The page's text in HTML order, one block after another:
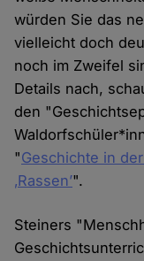
würden Sie das
vielleicht doch
noch im Zweifel
Details nach,
den
"Geschichte in
‚Rassen’".
Steiners